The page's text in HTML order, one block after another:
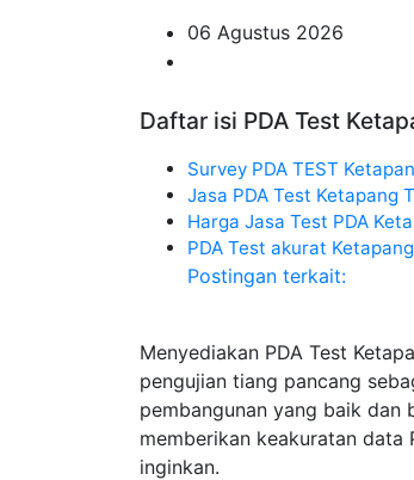
06 Agustus 2026
Daftar isi PDA Test
Survey PDA TEST
Jasa PDA Test Ketapang
Harga Jasa Test PDA
PDA Test akurat
Postingan terkait:
Menyediakan PDA Test
pengujian tiang pancang
pembangunan yang baik dan
memberikan keakuratan data
inginkan.